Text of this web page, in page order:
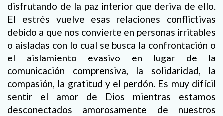
disfrutando de la paz interior que deriva de ello.
El estrés vuelve esas relaciones conflictivas
debido a que nos convierte en personas irritables
o aisladas con lo cual se busca la confrontación o
el aislamiento evasivo en lugar de la
comunicación comprensiva, la solidaridad, la
compasión, la gratitud y el perdón. Es muy difícil
sentir el amor de Dios mientras estamos
desconectados amorosamente de nuestros